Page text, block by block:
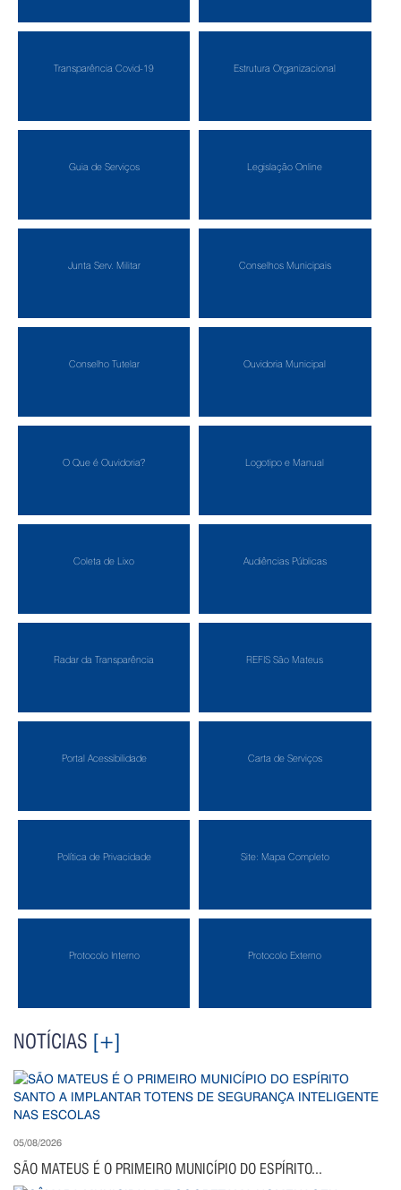
Transparência Covid-19 Estrutura Organizacional
Guia de Serviços Legislação Online
Junta Serv. Militar Conselhos Municipais
Conselho Tutelar Ouvidoria Municipal
O Que é Ouvidoria? Logotipo e Manual
Coleta de Lixo Audiências Públicas
Radar da Transparência REFIS São Mateus
Portal Acessibilidade Carta de Serviços
Política de Privacidade Site: Mapa Completo
Protocolo Interno Protocolo Externo
NOTÍCIAS [+]
05/08/2026
SÃO MATEUS É O PRIMEIRO MUNICÍPIO DO ESPÍRITO...